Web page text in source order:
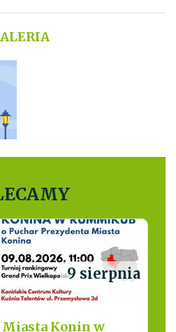
9 sierpnia
Konin w